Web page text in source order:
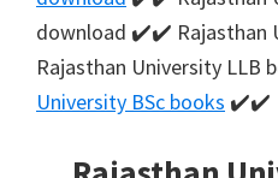
download ✔️✔️ Rajasthan
Rajasthan University LLB
University BSc books ✔️✔️